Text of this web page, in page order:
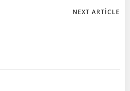
NEXT ARTICLE